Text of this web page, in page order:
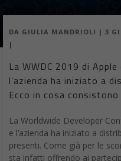
DA GIULIA MANDRIOLI | 3
|
La WWDC 2019 di
l’azienda ha iniziato a
Ecco in cosa
La Worldwide Developer
e l’azienda ha iniziato a
presenti. Come già per le
sta infatti offrendo ai